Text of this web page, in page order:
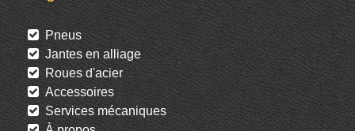
Pneus
Jantes en alliage
Roues d'acier
Accessoires
Services mécaniques